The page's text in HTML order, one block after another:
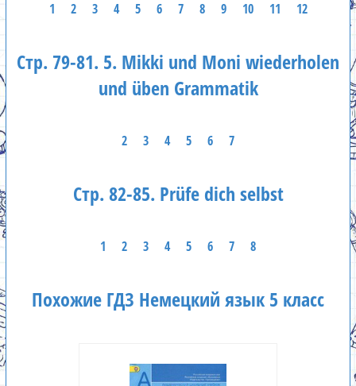
1 2 3 4 5 6 7 8 9 10 11 12
Стр. 79-81. 5. Mikki und Moni wiederholen
und üben Grammatik
2 3 4 5 6 7
Стр. 82-85. Prüfe dich selbst
1 2 3 4 5 6 7 8
Похожие ГДЗ Немецкий язык 5 класс